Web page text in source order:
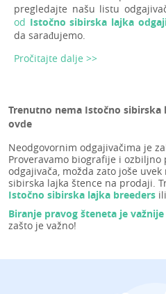
pregledajte našu listu
od Istočno sibirska lajka
da sarađujemo.
Pročitajte dalje >>
Trenutno nema Istočno
ovde
Neodgovornim odgajivačima je
Proveravamo biografije i
odgajivača, možda zato joše
sibirska lajka štence na prodaji.
Istočno sibirska lajka breeders
Biranje pravog šteneta je
zašto je važno!